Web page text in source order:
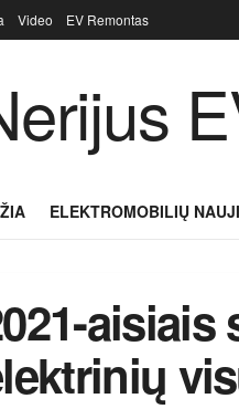
Video EV Remontas
ELEKTROMOBILIŲ
aisiais